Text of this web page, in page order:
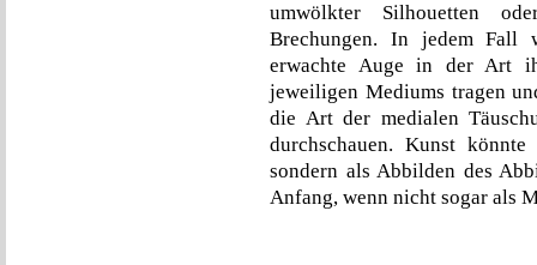
umwölkter Silhouetten
Brechungen. In jedem Fall
erwachte Auge in der Art
jeweiligen Mediums tragen
die Art der medialen
durchschauen. Kunst
sondern als Abbilden des
Anfang, wenn nicht sogar als